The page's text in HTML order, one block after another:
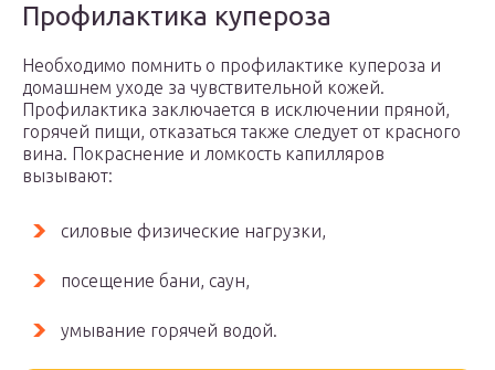
Профилактика купероза
Необходимо помнить о профилактике купероза и
домашнем уходе за чувствительной кожей.
Профилактика заключается в исключении пряной,
горячей пищи, отказаться также следует от красного
вина. Покраснение и ломкость капилляров
вызывают:
силовые физические нагрузки,
посещение бани, саун,
умывание горячей водой.